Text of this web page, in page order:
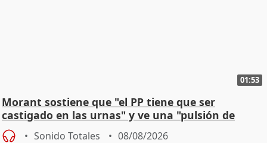
01:53
Morant sostiene que "el PP tiene que ser
castigado en las urnas" y ve una "pulsión de
cambio"
Sonido Totales 08/08/2026